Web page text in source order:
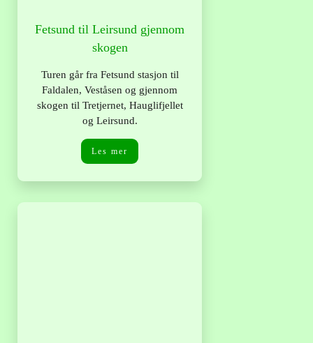
Fetsund til Leirsund gjennom
skogen
Turen går fra Fetsund stasjon til
Faldalen, Veståsen og gjennom
skogen til Tretjernet, Hauglifjellet
og Leirsund.
Les mer